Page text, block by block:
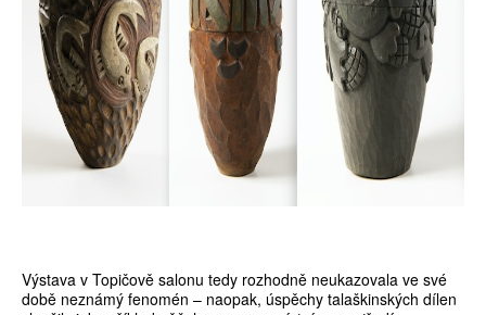
Výstava v Topičově salonu tedy rozhodně neukazovala ve své
době neznámý fenomén – naopak, úspěchy talaškinských dílen